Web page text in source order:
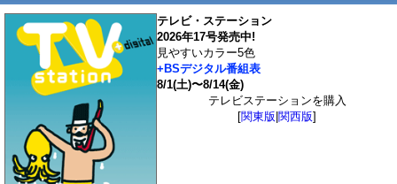
テレビ・ステーション
2026年17号発売中!
見やすいカラー5色
+BSデジタル番組表
8/1(土)〜8/14(金)
テレビステーションを購入
[関東版 関西版]